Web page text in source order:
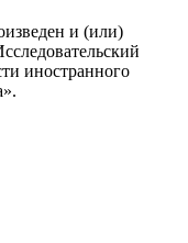
и (или)
иностранного